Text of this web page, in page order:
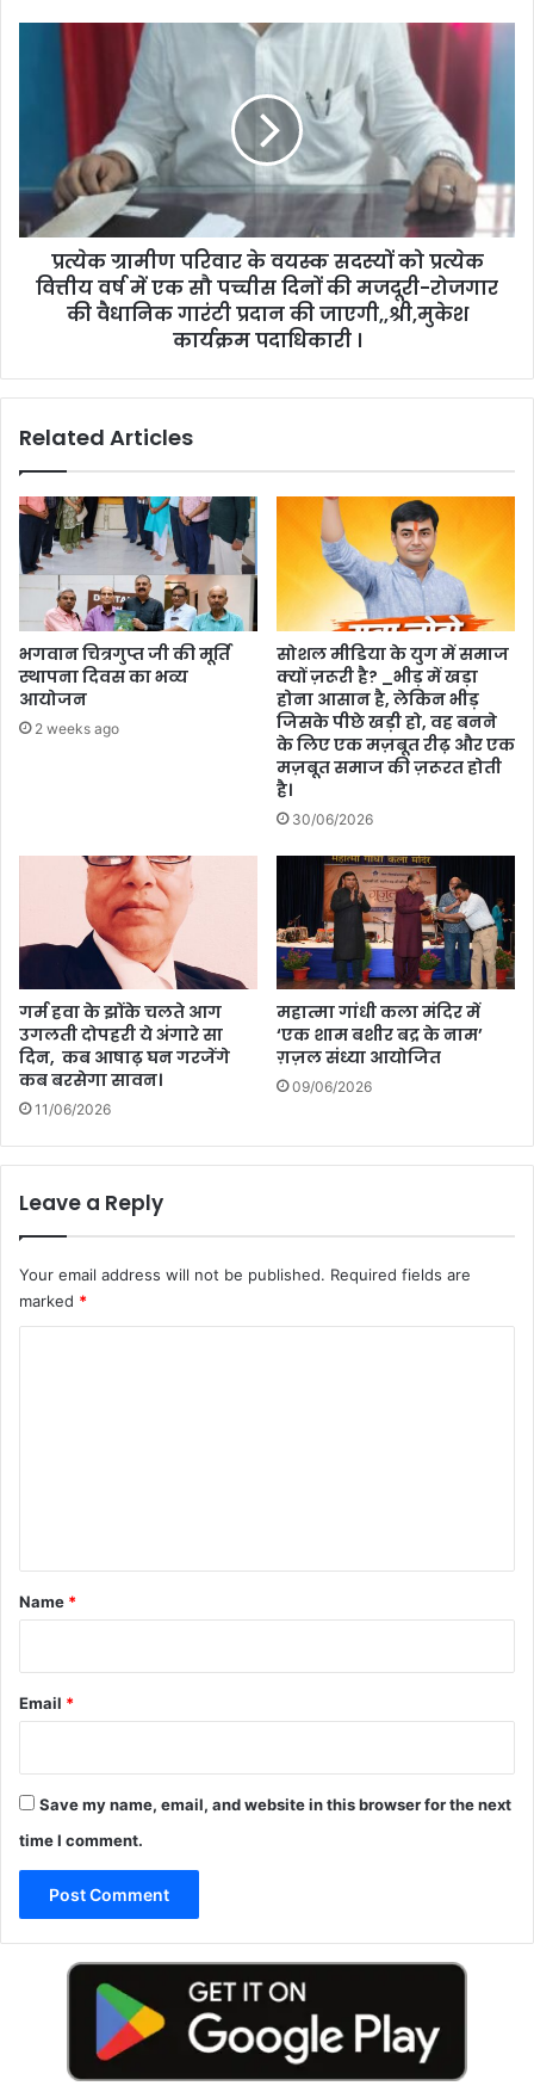
को
प्रत्येक
वित्तीय
दिनों
मजदूरी-
वैधानिक
गारंटी
प्रदान
की
जाएगी,,श्री,मुकेश
कार्यक्रम
पदाधिकारी
।
प्रत्येक ग्रामीण परिवार के वयस्क सदस्‍यों को प्रत्येक
वित्तीय वर्ष में एक सौ पच्चीस दिनों की मजदूरी-रोजगार
की वैधानिक गारंटी प्रदान की जाएगी,,श्री,मुकेश
कार्यक्रम पदाधिकारी ।
Related Articles
भगवान चित्रगुप्त जी की मूर्ति
स्थापना दिवस का भव्य
आयोजन
2 weeks ago
सोशल मीडिया के युग में समाज
क्यों ज़रूरी है? _भीड़ में खड़ा
होना आसान है, लेकिन भीड़
जिसके पीछे खड़ी हो, वह बनने
के लिए एक मज़बूत रीढ़ और एक
मज़बूत समाज की ज़रूरत होती
है।
30/06/2026
गर्म हवा के झोंके चलते आग
उगलती दोपहरी ये अंगारे सा
दिन, कब आषाढ़ घन गरजेंगे
कब बरसेगा सावन।
11/06/2026
महात्मा गांधी कला मंदिर में
‘एक शाम बशीर बद्र के नाम’
ग़ज़ल संध्या आयोजित
09/06/2026
Leave a Reply
Your email address will not be published. Required fields are
marked *
*
Name *
Email *
Save my name, email, and website in this browser for the next
time I comment.